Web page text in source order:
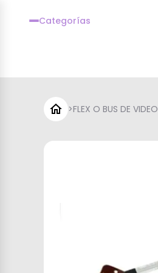
Categorías
>FLEX O BUS DE VIDEO